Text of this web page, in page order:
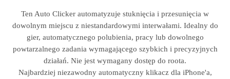
Ten Auto Clicker automatyzuje stuknięcia i przesunięcia w
dowolnym miejscu z niestandardowymi interwałami. Idealny do
gier, automatycznego polubienia, pracy lub dowolnego
powtarzalnego zadania wymagającego szybkich i precyzyjnych
działań. Nie jest wymagany dostęp do roota.
Najbardziej niezawodny automatyczny klikacz dla iPhone'a,